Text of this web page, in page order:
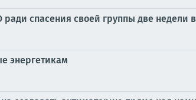
спасения своей группы две недели
энергетикам